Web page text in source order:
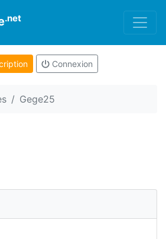
.net
Connexion
Gege25